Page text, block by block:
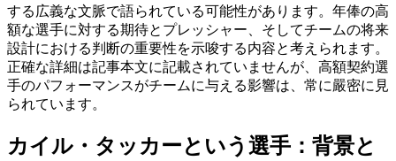
する広義な文脈で語られている可能性があります。年俸の高
額な選手に対する期待とプレッシャー、そしてチームの将来
設計における判断の重要性を示唆する内容と考えられます。
正確な詳細は記事本文に記載されていませんが、高額契約選
手のパフォーマンスがチームに与える影響は、常に嚴密に見
られています。
カイル・タッカーという選手：背景と